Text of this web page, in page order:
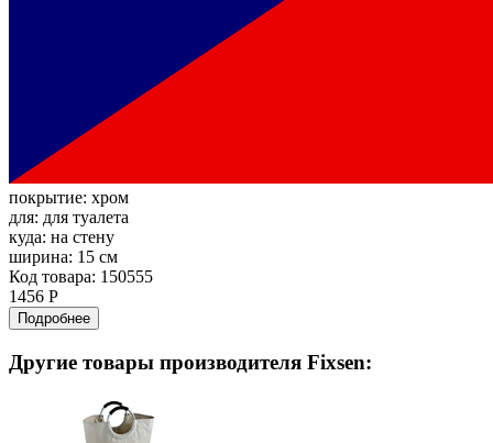
покрытие: хром
для: для туалета
куда: на стену
ширина: 15 см
Код товара: 150555
1456 Р
Подробнее
Другие товары производителя Fixsen: